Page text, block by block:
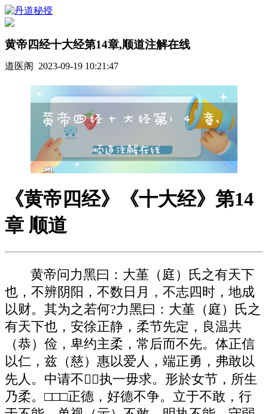
黄帝四经十大经第14章,顺道注解在线
道医阁 2023-09-19 10:21:47
《黄帝四经》《十大经》第14
章 顺道
黄帝问力黑曰：大堇（庭）氏之有天下
也，不辨阴阳，不数日月，不志四时，地成
以财。其为之若何?力黑曰：大堇（庭）氏之
有天下也，安徐正静，柔节先定，良温共
（恭）俭，卑约主柔，常后而不先。体正信
以仁，兹（慈）惠以爱人，端正勇，弗敢以
先人。中请不，执一毋求。形於女节，所生
乃柔。□□□正德，好德不争。立于不敢，行